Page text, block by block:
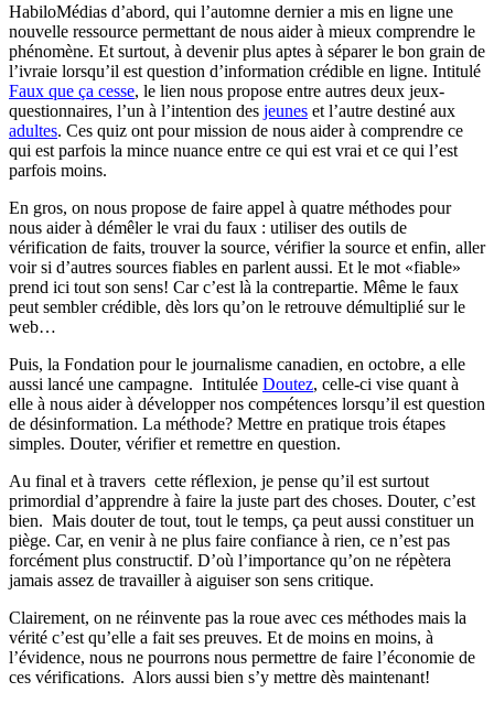
HabiloMédias d’abord, qui l’automne dernier a mis en ligne une
nouvelle ressource permettant de nous aider à mieux comprendre le
phénomène. Et surtout, à devenir plus aptes à séparer le bon grain de
l’ivraie lorsqu’il est question d’information crédible en ligne. Intitulé
Faux que ça cesse, le lien nous propose entre autres deux jeux-
questionnaires, l’un à l’intention des jeunes et l’autre destiné aux
adultes. Ces quiz ont pour mission de nous aider à comprendre ce
qui est parfois la mince nuance entre ce qui est vrai et ce qui l’est
parfois moins.
En gros, on nous propose de faire appel à quatre méthodes pour
nous aider à démêler le vrai du faux : utiliser des outils de
vérification de faits, trouver la source, vérifier la source et enfin, aller
voir si d’autres sources fiables en parlent aussi. Et le mot «fiable»
prend ici tout son sens! Car c’est là la contrepartie. Même le faux
peut sembler crédible, dès lors qu’on le retrouve démultiplié sur le
web…
Puis, la Fondation pour le journalisme canadien, en octobre, a elle
aussi lancé une campagne. Intitulée Doutez, celle-ci vise quant à
elle à nous aider à développer nos compétences lorsqu’il est question
de désinformation. La méthode? Mettre en pratique trois étapes
simples. Douter, vérifier et remettre en question.
Au final et à travers cette réflexion, je pense qu’il est surtout
primordial d’apprendre à faire la juste part des choses. Douter, c’est
bien. Mais douter de tout, tout le temps, ça peut aussi constituer un
piège. Car, en venir à ne plus faire confiance à rien, ce n’est pas
forcément plus constructif. D’où l’importance qu’on ne répètera
jamais assez de travailler à aiguiser son sens critique.
Clairement, on ne réinvente pas la roue avec ces méthodes mais la
vérité c’est qu’elle a fait ses preuves. Et de moins en moins, à
l’évidence, nous ne pourrons nous permettre de faire l’économie de
ces vérifications. Alors aussi bien s’y mettre dès maintenant!